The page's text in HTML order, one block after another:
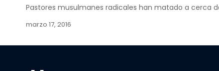
Pastores musulmanes radicales han matado a cerca
marzo 17, 2016